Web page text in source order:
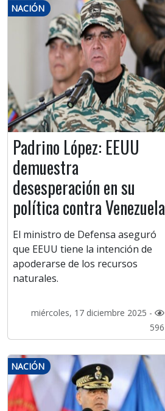
NACIÓN
Padrino López: EEUU
demuestra
desesperación en su
política contra Venezuela
El ministro de Defensa aseguró
que EEUU tiene la intención de
apoderarse de los recursos
naturales.
miércoles, 17 diciembre 2025 -
596
NACIÓN